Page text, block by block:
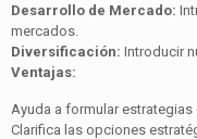
Desarrollo de Mercado:
mercados.
Diversificación: Introducir
Ventajas:
Ayuda a formular estrategias
Clarifica las opciones